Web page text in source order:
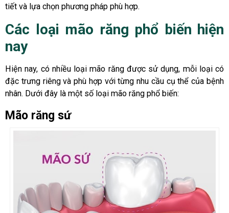
tiết và lựa chọn phương pháp phù hợp.
Các loại mão răng phổ biến hiện
nay
Hiện nay, có nhiều loại mão răng được sử dụng, mỗi loại có
đặc trưng riêng và phù hợp với từng nhu cầu cụ thể của bệnh
nhân. Dưới đây là một số loại mão răng phổ biến:
Mão răng sứ